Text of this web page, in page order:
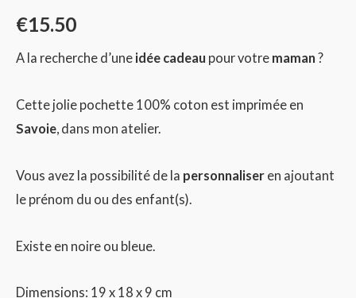
€15.50
A la recherche d’une idée cadeau pour votre maman ?
Cette jolie pochette 100% coton est imprimée en
Savoie, dans mon atelier.
Vous avez la possibilité de la personnaliser en ajoutant
le prénom du ou des enfant(s).
Existe en noire ou bleue.
Dimensions: 19 x 18 x 9 cm